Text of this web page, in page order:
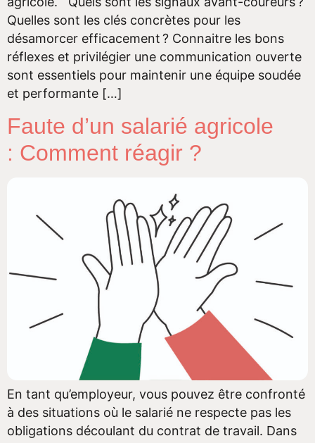
Quelles sont les clés concrètes pour les
désamorcer efficacement ? Connaitre les bons
réflexes et privilégier une communication ouverte
sont essentiels pour maintenir une équipe soudée
et performante […]
Faute d’un salarié agricole
: Comment réagir ?
En tant qu’employeur, vous pouvez être confronté
à des situations où le salarié ne respecte pas les
obligations découlant du contrat de travail. Dans